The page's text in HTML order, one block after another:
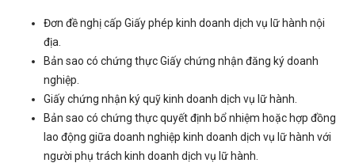
Đơn đề nghị cấp Giấy phép kinh doanh dịch vụ lữ hành nội
địa.
Bản sao có chứng thực Giấy chứng nhận đăng ký doanh
nghiệp.
Giấy chứng nhận ký quỹ kinh doanh dịch vụ lữ hành.
Bản sao có chứng thực quyết định bổ nhiệm hoặc hợp đồng
lao động giữa doanh nghiệp kinh doanh dịch vụ lữ hành với
người phụ trách kinh doanh dịch vụ lữ hành.